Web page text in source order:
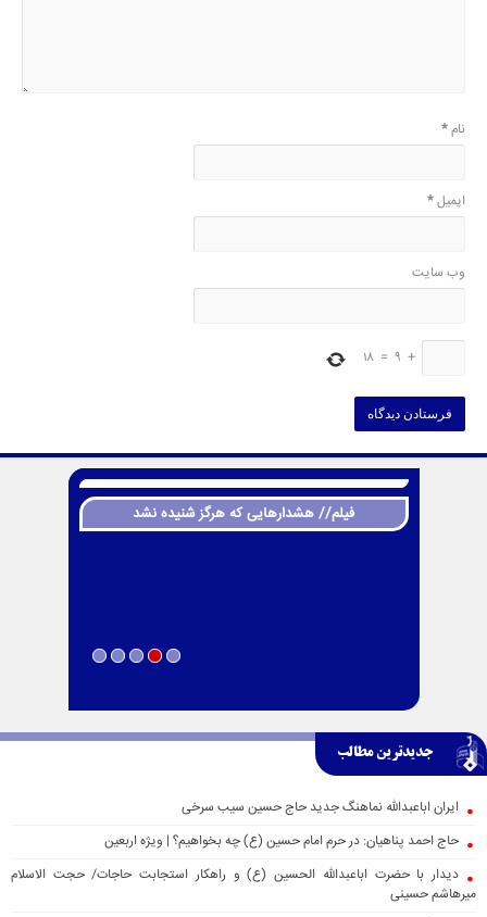
نام*
ایمیل*
وب‌ سایت
+
9
=
18
فیلم// هشدارهایی که هرگز شنیده نشد
جدیدترین مطالب
ایران اباعبدالله نماهنگ جدید حاج حسین سیب سرخی
حاج احمد پناهیان: در حرم امام حسین (ع) چه بخواهیم؟ | ویژه اربعین
دیدار با حضرت اباعبدالله الحسین (ع) و راهکار استجابت حاجات/ حجت الاسلام
میرهاشم حسینی